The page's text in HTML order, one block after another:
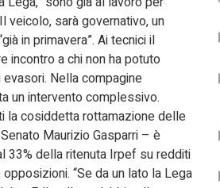
veicolo, sarà governativo, un
in primavera”. Ai tecnici il
incontro a chi non ha potuto
Nella compagine
un intervento complessivo.
la cosiddetta rottamazione delle
Maurizio Gasparri – è
33% della ritenuta Irpef su redditi
“Se da un lato la Lega